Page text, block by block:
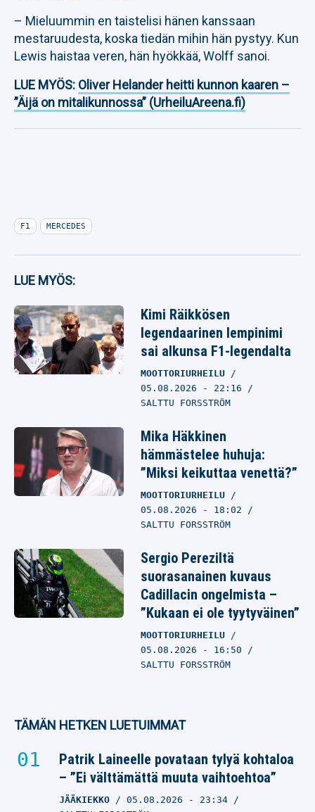
– Mieluummin en taistelisi hänen kanssaan
mestaruudesta, koska tiedän mihin hän pystyy. Kun
Lewis haistaa veren, hän hyökkää, Wolff sanoi.
LUE MYÖS: Oliver Helander heitti kunnon kaaren –
”Äijä on mitalikunnossa” (UrheiluAreena.fi)
F1 MERCEDES
LUE MYÖS:
Kimi Räikkösen
legendaarinen lempinimi
sai alkunsa F1-legendalta
MOOTTORIURHEILU
05.08.2026 - 22:16
SALTTU FORSSTRÖM
Mika Häkkinen
hämmästelee huhuja:
”Miksi keikuttaa venettä?”
MOOTTORIURHEILU
05.08.2026 - 18:02
SALTTU FORSSTRÖM
Sergio Pereziltä
suorasanainen kuvaus
Cadillacin ongelmista –
”Kukaan ei ole tyytyväinen”
MOOTTORIURHEILU
05.08.2026 - 16:50
SALTTU FORSSTRÖM
TÄMÄN HETKEN LUETUIMMAT
Patrik Laineelle povataan tylyä kohtaloa
– ”Ei välttämättä muuta vaihtoehtoa”
JÄÄKIEKKO 05.08.2026 - 23:34